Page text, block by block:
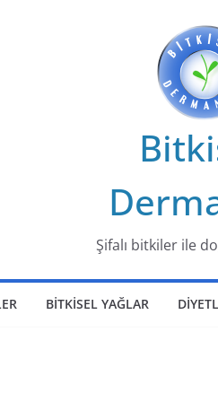
Şifalı bitkiler ile
BİTKİSEL YAĞLAR